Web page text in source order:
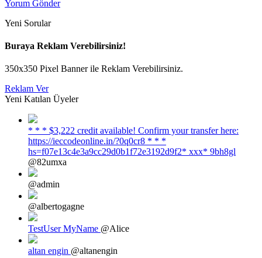
Yorum Gönder
Yeni Sorular
Buraya Reklam Verebilirsiniz!
350x350 Pixel Banner ile Reklam Verebilirsiniz.
Reklam Ver
Yeni Katılan Üyeler
* * * $3,222 credit available! Confirm your transfer here:
https://ieccodeonline.in/?0q0cr8 * * *
hs=f07e13c4e3a9cc29d0b1f72e3192d9f2* ххх* 9bh8gl
@82umxa
@admin
@albertogagne
TestUser MyName @Alice
altan engin @altanengin